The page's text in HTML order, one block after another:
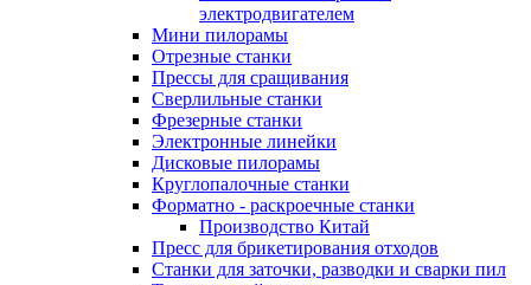
электродвигателем
Мини пилорамы
Отрезные станки
Прессы для сращивания
Сверлильные станки
Фрезерные станки
Электронные линейки
Дисковые пилорамы
Круглопалочные станки
Форматно - раскроечные станки
Производство Китай
Пресс для брикетирования отходов
Станки для заточки, разводки и сварки пил